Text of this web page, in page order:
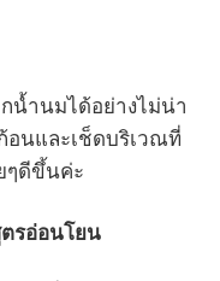
น้ำนมได้อย่างไม่น่า
อนและเช็ดบริเวณที่
ๆดีขึ้นค่ะ
รอ่อนโยน